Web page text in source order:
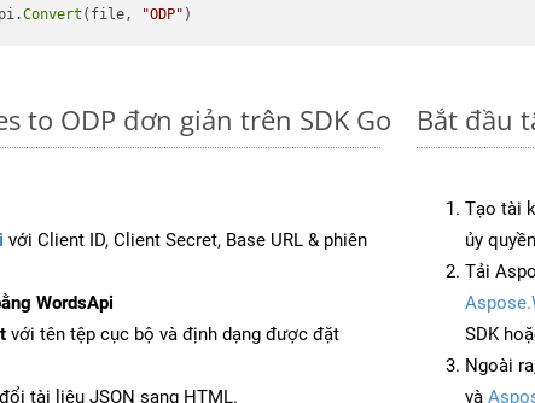
Convert (file, "ODP"
to ODP đơn giản trên SDK Go
với Client ID, Client Secret, Base URL & phiên
WordsApi
với tên tệp cục bộ và định dạng được đặt
tài liệu JSON sang HTML.
Bắt đầu
Tạo tài
ủy quyền
Tải
SDK
Ngoài
và